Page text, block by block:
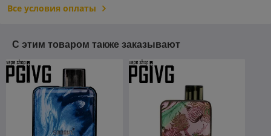
Все условия оплаты
С этим товаром также заказывают